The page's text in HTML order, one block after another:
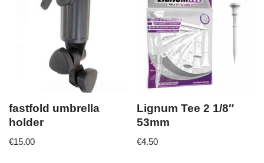
fastfold umbrella
holder
€15.00
Lignum Tee 2 1/8″
53mm
€4.50